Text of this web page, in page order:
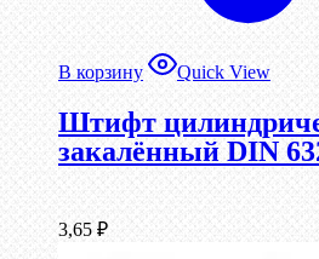
В корзину Quick View
Штифт
закалённый DIN
3,65 ₽